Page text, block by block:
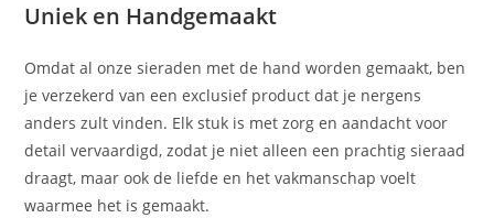
Uniek en Handgemaakt
Omdat al onze sieraden met de hand worden gemaakt, ben
je verzekerd van een exclusief product dat je nergens
anders zult vinden. Elk stuk is met zorg en aandacht voor
detail vervaardigd, zodat je niet alleen een prachtig sieraad
draagt, maar ook de liefde en het vakmanschap voelt
waarmee het is gemaakt.